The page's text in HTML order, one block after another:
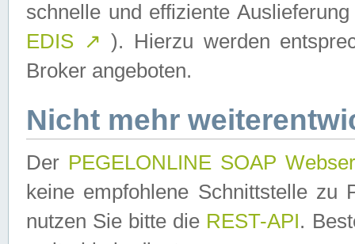
schnelle und effiziente
EDIS ↗ ). Hierzu werden
Broker angeboten.
Nicht mehr
Der PEGELONLINE SOAP
keine empfohlene Schnittstelle zu
nutzen Sie bitte die REST-API.